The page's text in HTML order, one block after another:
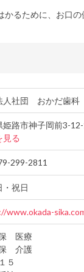
るために、お口
人社団 おかだ歯科
姫路市神子岡前3-
見る
299-2811
・祝日
www.okada-
医療
介護
５